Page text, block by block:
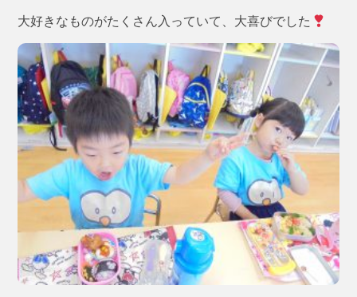
大好きなものがたくさん入っていて、大喜びでした